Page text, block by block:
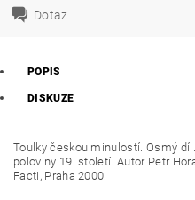
Dotaz
POPIS
DISKUZE
Toulky českou minulostí. Osmý
poloviny 19. století. Autor Petr
Facti, Praha 2000.